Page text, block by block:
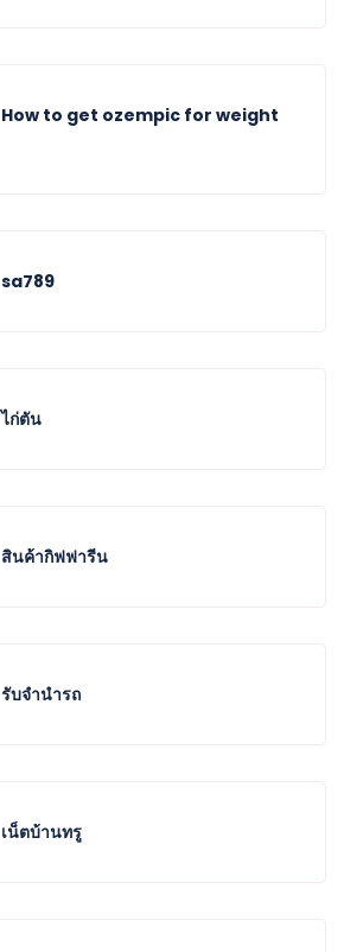
How to get ozempic for weight
sa789
ไก่ตัน
สินค้ากิฟฟารีน
รับจำนำรถ
เน็ตบ้านทรู